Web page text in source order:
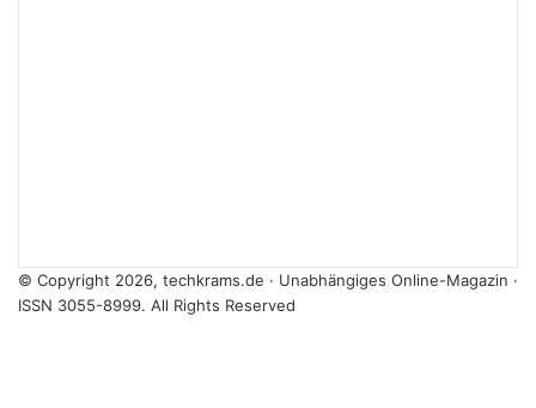
© Copyright 2026, techkrams.de · Unabhängiges Online-Magazin ·
ISSN 3055-8999. All Rights Reserved